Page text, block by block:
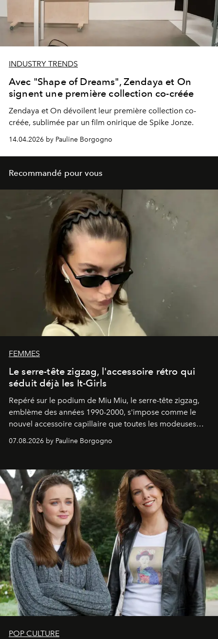
INDUSTRY TRENDS
Avec "Shape of Dreams", Zendaya et On
signent une première collection co-créée
Zendaya et On dévoilent leur première collection co-
créée, sublimée par un film onirique de Spike Jonze.
14.04.2026 by Pauline Borgogno
Recommandé pour vous
FEMMES
Le serre-tête zigzag, l'accessoire rétro qui
séduit déjà les It-Girls
Repéré sur le podium de Miu Miu, le serre-tête zigzag,
emblème des années 1990-2000, s'impose comme le
nouvel accessoire capillaire que toutes les modeuses
s'arrachent déjà.
07.08.2026 by Pauline Borgogno
POP CULTURE